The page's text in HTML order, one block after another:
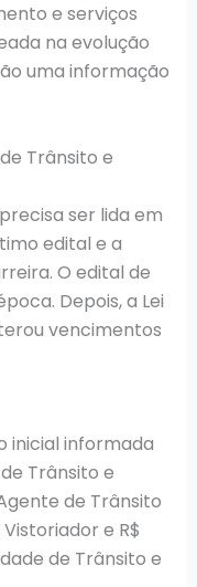
e serviços
na evolução
uma informação
Trânsito e
ser lida em
edital e a
O edital de
Depois, a Lei
vencimentos
inicial informada
Trânsito e
de Trânsito
e R$
de Trânsito e